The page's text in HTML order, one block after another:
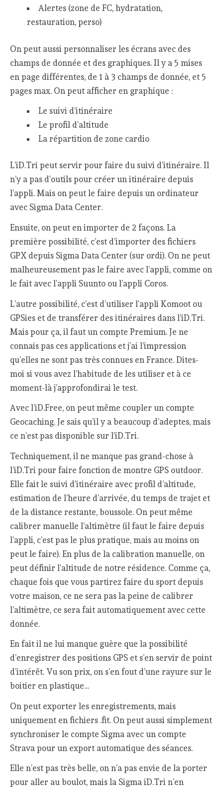
Alertes (zone de FC, hydratation,
restauration, perso)
On peut aussi personnaliser les écrans avec des
champs de donnée et des graphiques. Il y a 5 mises
en page différentes, de 1 à 3 champs de donnée, et 5
pages max. On peut afficher en graphique :
Le suivi d’itinéraire
Le profil d’altitude
La répartition de zone cardio
L’iD.Tri peut servir pour faire du suivi d’itinéraire. Il
n’y a pas d’outils pour créer un itinéraire depuis
l’appli. Mais on peut le faire depuis un ordinateur
avec Sigma Data Center.
Ensuite, on peut en importer de 2 façons. La
première possibilité, c’est d’importer des fichiers
GPX depuis Sigma Data Center (sur ordi). On ne peut
malheureusement pas le faire avec l’appli, comme on
le fait avec l’appli Suunto ou l’appli Coros.
L’autre possibilité, c’est d’utiliser l’appli Komoot ou
GPSies et de transférer des itinéraires dans l’iD.Tri.
Mais pour ça, il faut un compte Premium. Je ne
connais pas ces applications et j’ai l’impression
qu’elles ne sont pas très connues en France. Dites-
moi si vous avez l’habitude de les utiliser et à ce
moment-là j’approfondirai le test.
Avec l’iD.Free, on peut même coupler un compte
Geocaching. Je sais qu’il y a beaucoup d’adeptes, mais
ce n’est pas disponible sur l’iD.Tri.
Techniquement, il ne manque pas grand-chose à
l’iD.Tri pour faire fonction de montre GPS outdoor.
Elle fait le suivi d’itinéraire avec profil d’altitude,
estimation de l’heure d’arrivée, du temps de trajet et
de la distance restante, boussole. On peut même
calibrer manuelle l’altimètre (il faut le faire depuis
l’appli, c’est pas le plus pratique, mais au moins on
peut le faire). En plus de la calibration manuelle, on
peut définir l’altitude de notre résidence. Comme ça,
chaque fois que vous partirez faire du sport depuis
votre maison, ce ne sera pas la peine de calibrer
l’altimètre, ce sera fait automatiquement avec cette
donnée.
En fait il ne lui manque guère que la possibilité
d’enregistrer des positions GPS et s’en servir de point
d’intérêt. Vu son prix, on s’en fout d’une rayure sur le
boitier en plastique…
On peut exporter les enregistrements, mais
uniquement en fichiers .fit. On peut aussi simplement
synchroniser le compte Sigma avec un compte
Strava pour un export automatique des séances.
Elle n’est pas très belle, on n’a pas envie de la porter
pour aller au boulot, mais la Sigma iD.Tri n’en